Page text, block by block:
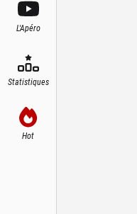
L'Apéro
Statistiques
Hot